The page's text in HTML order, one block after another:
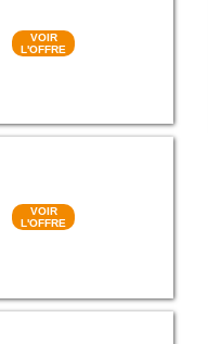
VOIR
L'OFFRE
VOIR
L'OFFRE